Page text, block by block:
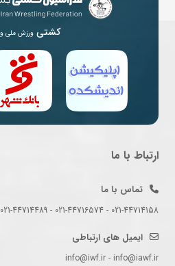
کشتی ورزش ملی و
ارتباط با ما
تماس با ما
021-44714158 - 021-44716574 - 021-44714489
ایمیل های ارتباطی
info@iwf.ir - info@iawf.ir